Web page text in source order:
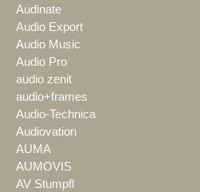
Audinate
Audio Export
Audio Music
Audio Pro
audio zenit
audio+frames
Audio-Technica
Audiovation
AUMA
AUMOVIS
AV Stumpfl